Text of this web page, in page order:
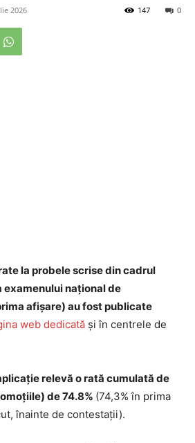
2026 0
147
la probele scrise din cadrul
examenului național de
afișare) au fost publicate
web dedicată și în centrele de
relevă o rată cumulată de
de 74.8% (74,3% în prima
înainte de contestații).